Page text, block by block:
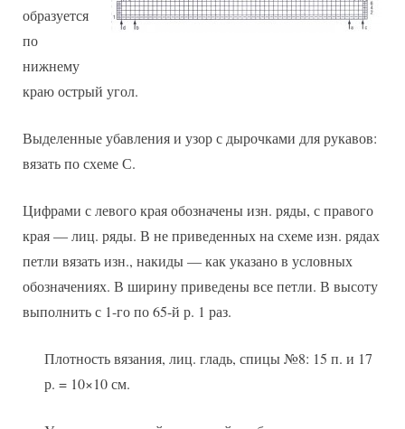
образуется
по
нижнему
краю острый угол.
Выделенные убавления и узор с дырочками для рукавов:
вязать по схеме С.
Цифрами с левого края обозначены изн. ряды, с правого
края — лиц. ряды. В не приведенных на схеме изн. рядах
петли вязать изн., накиды — как указано в условных
обозначениях. В ширину приведены все петли. В высоту
выполнить с 1-го по 65-й р. 1 раз.
Плотность вязания, лиц. гладь, спицы №8: 15 п. и 17
р. = 10×10 см.